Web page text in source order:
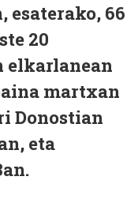
esaterako, 66
20
elkarlanean
martxan
Donostian
eta